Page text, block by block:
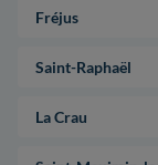
Fréjus
Saint-Raphaël
La Crau